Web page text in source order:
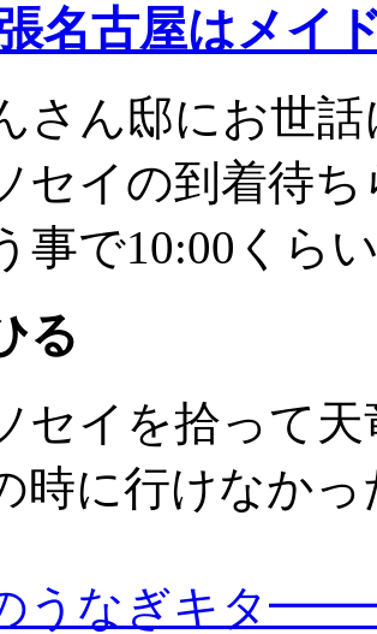
名古屋はメイ
さん邸にお世
セイの到着待
事で10:00くら
る
セイを拾って天
時に行けなか
うなぎキ